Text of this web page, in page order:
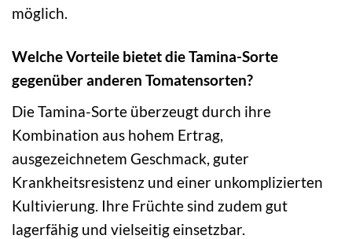
möglich.
Welche Vorteile bietet die Tamina-Sorte
gegenüber anderen Tomatensorten?
Die Tamina-Sorte überzeugt durch ihre
Kombination aus hohem Ertrag,
ausgezeichnetem Geschmack, guter
Krankheitsresistenz und einer unkomplizierten
Kultivierung. Ihre Früchte sind zudem gut
lagerfähig und vielseitig einsetzbar.